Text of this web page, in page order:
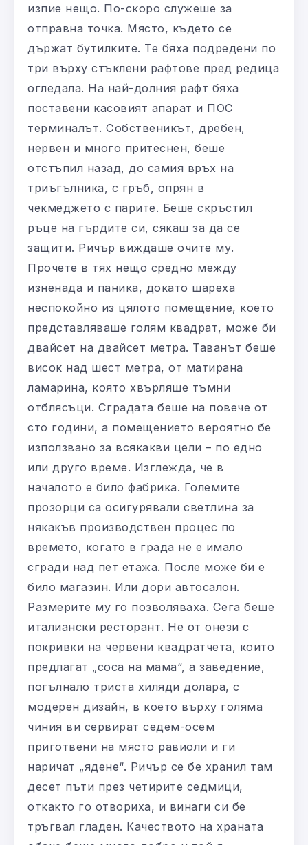
изпие нещо. По-скоро служеше за
отправна точка. Място, където се
държат бутилките. Те бяха подредени по
три върху стъклени рафтове пред редица
огледала. На най-долния рафт бяха
поставени касовият апарат и ПОС
терминалът. Собственикът, дребен,
нервен и много притеснен, беше
отстъпил назад, до самия връх на
триъгълника, с гръб, опрян в
чекмеджето с парите. Беше скръстил
ръце на гърдите си, сякаш за да се
защити. Ричър виждаше очите му.
Прочете в тях нещо средно между
изненада и паника, докато шареха
неспокойно из цялото помещение, което
представляваше голям квадрат, може би
двайсет на двайсет метра. Таванът беше
висок над шест метра, от матирана
ламарина, която хвърляше тъмни
отблясъци. Сградата беше на повече от
сто години, а помещението вероятно бе
използвано за всякакви цели – по едно
или друго време. Изглежда, че в
началото е било фабрика. Големите
прозорци са осигурявали светлина за
някакъв производствен процес по
времето, когато в града не е имало
сгради над пет етажа. После може би е
било магазин. Или дори автосалон.
Размерите му го позволяваха. Сега беше
италиански ресторант. Не от онези с
покривки на червени квадратчета, които
предлагат „соса на мама“, а заведение,
погълнало триста хиляди долара, с
модерен дизайн, в което върху голяма
чиния ви сервират седем-осем
приготвени на място равиоли и ги
наричат „ядене“. Ричър се бе хранил там
десет пъти през четирите седмици,
откакто го отвориха, и винаги си бе
тръгвал гладен. Качеството на храната